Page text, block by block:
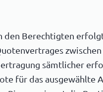
den Berechtigten
sämtlicher
für das ausgewählte